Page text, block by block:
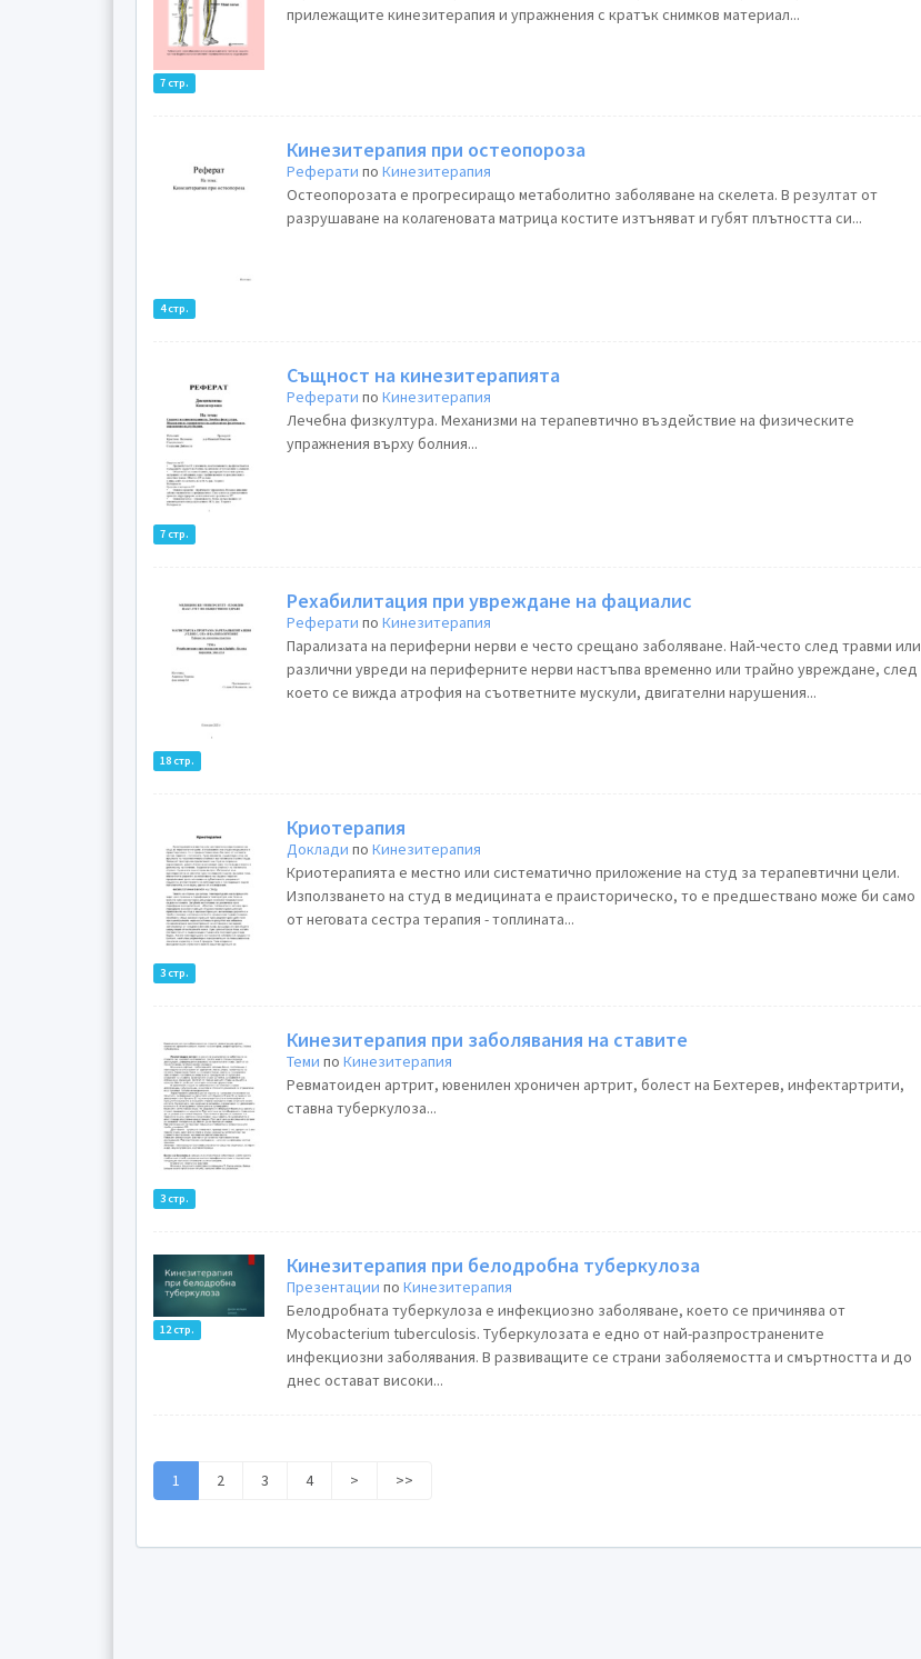
7 стр.
прилежащите кинезитерапия и упражнения с кратък снимков материал...
4 стр.
Кинезитерапия при остеопороза
Реферати поКинезитерапия
Остеопорозата e прогресиращо метаболитно заболяване на скелета. В резултат от
разрушаване на колагеновата матрица костите изтъняват и губят плътността си...
7 стр.
Същност на кинезитерапията
Реферати поКинезитерапия
Лечебна физкултура. Механизми на терапевтично въздействие на физическите
упражнения върху болния...
18 стр.
Рехабилитация при увреждане на фациалис
Реферати поКинезитерапия
Парализата на периферни нерви е често срещано заболяване. Най-често след травми или
различни увреди на периферните нерви настъпва временно или трайно увреждане, след
което се вижда атрофия на съответните мускули, двигателни нарушения...
3 стр.
Криотерапия
Доклади поКинезитерапия
Криотерапията е местно или системaтично приложение на студ за терапевтични цели.
Използването на студ в медицината е праисторическо, то е предшествано може би само
от неговата сестра терапия - топлината...
3 стр.
Кинезитерапия при заболявания на ставите
Теми поКинезитерапия
Ревматоиден артрит, ювенилен хроничен артрит, болест на Бехтерев, инфектартрити,
ставна туберкулоза...
12 стр.
Кинезитерапия при белодробна туберкулоза
Презентации поКинезитерапия
Белодробната туберкулоза е инфекциозно заболяване, което се причинява от
Mycobacterium tuberculosis. Туберкулозата е едно от най-разпространените
инфекциозни заболявания. В развиващите се страни заболяемостта и смъртността и до
днес остават високи...
1 2 3 4 > >>